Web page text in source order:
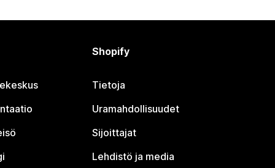
Shopify
Tietoja
Uramahdollisuudet
Sijoittajat
Lehdistö ja media